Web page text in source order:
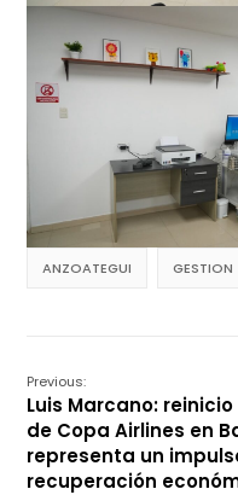
ANZOATEGUI GESTION
Previous:
Luis Marcano:
de Copa Airlines en
representa un
recuperación